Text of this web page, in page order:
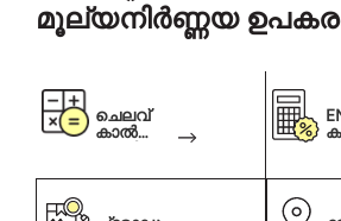
മൂല്യനിർണ്ണയ
ചെലവ്
കാൽക്കു